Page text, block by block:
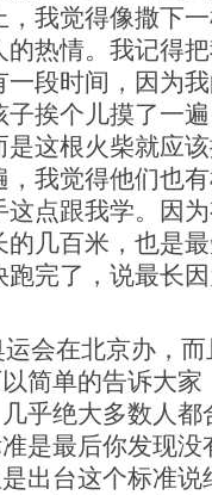
，我觉得像撒下
的热情。我记得
一段时间，因为
子挨个儿摸了一
是这根火柴就应
，我觉得他们也
这点跟我学。因
的几百米，也是
跑完了，说最长
在北京办，而
简单的告诉大
乎绝大多数人
是最后你发现
出台这个标准